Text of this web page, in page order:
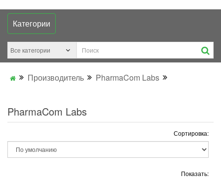
Категории
Производитель PharmaCom Labs
PharmaCom Labs
Сортировка:
Показать: